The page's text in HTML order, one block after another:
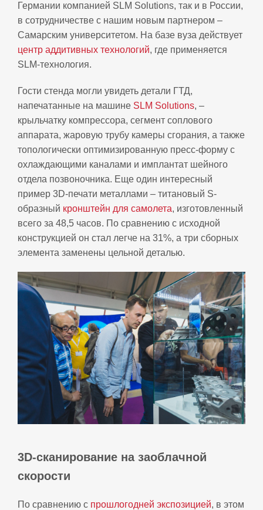
Германии компанией SLM Solutions, так и в России,
в сотрудничестве с нашим новым партнером –
Самарским университетом. На базе вуза действует
центр аддитивных технологий, где применяется
SLM-технология.
Гости стенда могли увидеть детали ГТД,
напечатанные на машине SLM Solutions, –
крыльчатку компрессора, сегмент соплового
аппарата, жаровую трубу камеры сгорания, а также
топологически оптимизированную пресс-форму с
охлаждающими каналами и имплантат шейного
отдела позвоночника. Еще один интересный
пример 3D-печати металлами – титановый S-
образный кронштейн для самолета, изготовленный
всего за 48,5 часов. По сравнению с исходной
конструкцией он стал легче на 31%, а три сборных
элемента заменены цельной деталью.
3D-сканирование на заоблачной
скорости
По сравнению с прошлогодней экспозицией, в этом